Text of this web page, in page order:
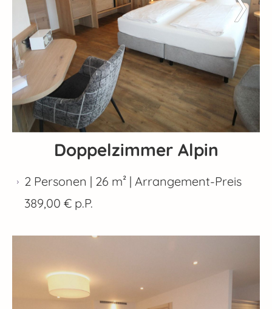
Doppelzimmer Alpin
2 Personen | 26 m² | Arrangement-Preis
389,00 € p.P.